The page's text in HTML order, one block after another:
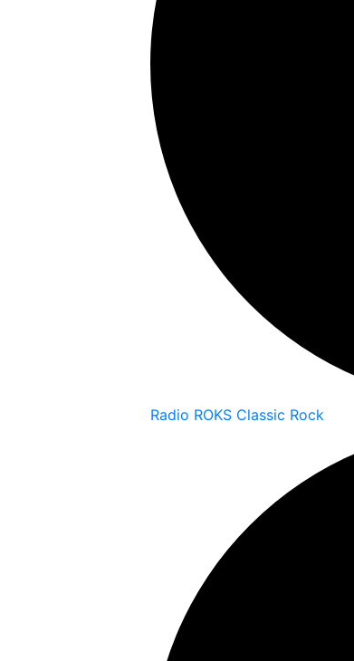
Radio ROKS Classic Rock